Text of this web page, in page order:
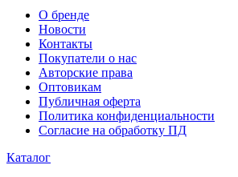
О бренде
Новости
Контакты
Покупатели о нас
Авторские права
Оптовикам
Публичная оферта
Политика конфиденциальности
Согласие на обработку ПД
Каталог